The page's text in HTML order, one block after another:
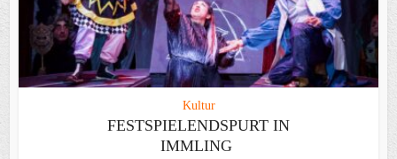
Kultur
FESTSPIELENDSPURT IN
IMMLING